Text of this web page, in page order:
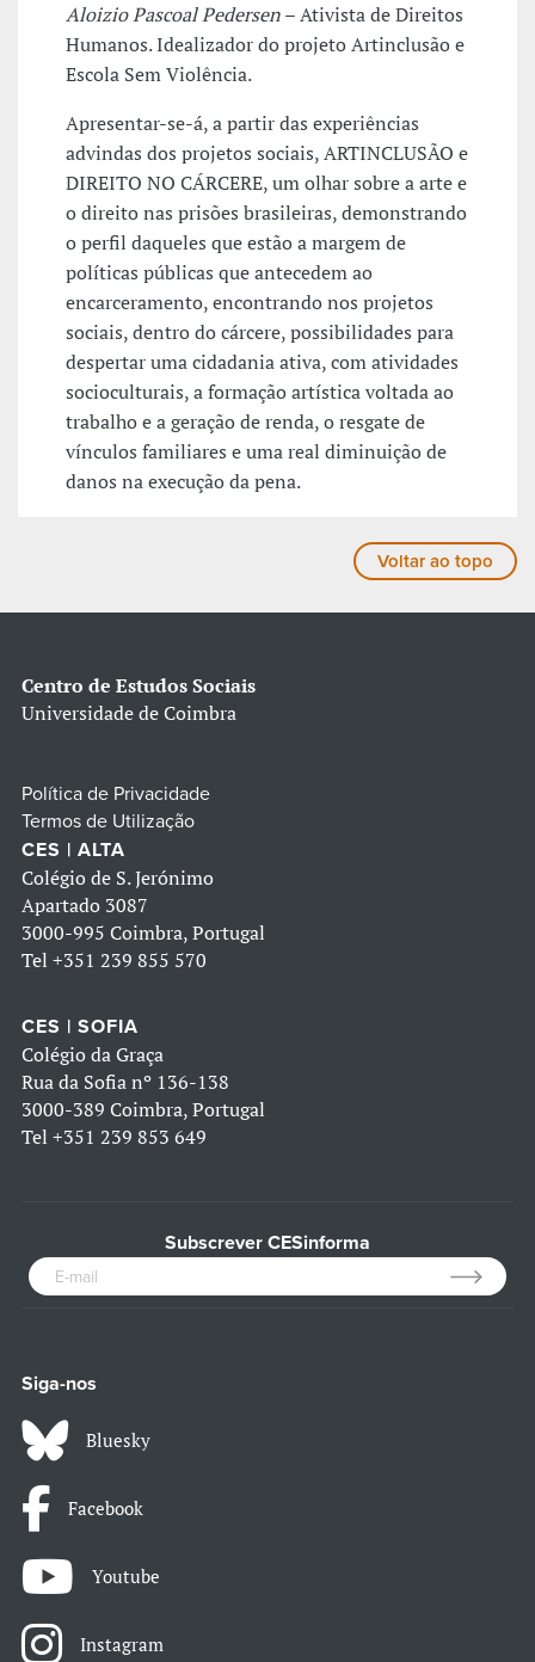
Aloizio Pascoal Pedersen– Ativista de Direitos
Humanos. Idealizador do projeto Artinclusão e
Escola Sem Violência.
Apresentar-se-á, a partir das experiências
advindas dos projetos sociais, ARTINCLUSÃO e
DIREITO NO CÁRCERE, um olhar sobre a arte e
o direito nas prisões brasileiras, demonstrando
o perfil daqueles que estão a margem de
políticas públicas que antecedem ao
encarceramento, encontrando nos projetos
sociais, dentro do cárcere, possibilidades para
despertar uma cidadania ativa, com atividades
socioculturais, a formação artística voltada ao
trabalho e a geração de renda, o resgate de
vínculos familiares e uma real diminuição de
danos na execução da pena.
Voltar ao topo
Centro de Estudos Sociais
Universidade de Coimbra
Política de Privacidade
Termos de Utilização
CES | ALTA
Colégio de S. Jerónimo
Apartado 3087
3000-995 Coimbra, Portugal
Tel +351 239 855 570
CES | SOFIA
Colégio da Graça
Rua da Sofia nº 136-138
3000-389 Coimbra, Portugal
Tel +351 239 853 649
Subscrever CESinforma
Siga-nos
Bluesky
Facebook
Youtube
Instagram